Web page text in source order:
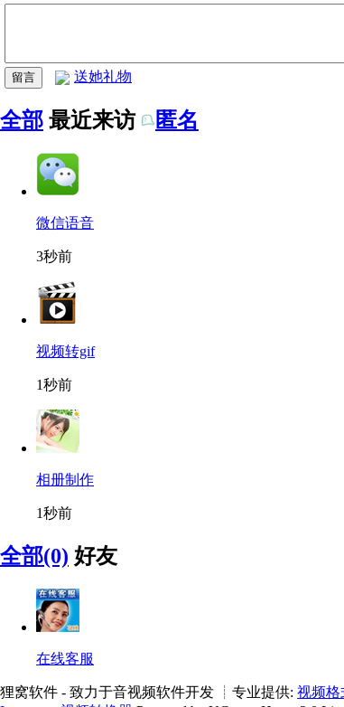
送她礼物
全部 最近来访 匿名
微信语音
3秒前
视频转gif
1秒前
相册制作
1秒前
全部(0) 好友
在线客服
狸窝软件 - 致力于音视频软件开发 ┊专业提供: 视频格